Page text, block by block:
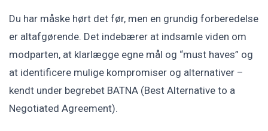
Du har måske hørt det før, men en grundig forberedelse
er altafgørende. Det indebærer at indsamle viden om
modparten, at klarlægge egne mål og “must haves” og
at identificere mulige kompromiser og alternativer –
kendt under begrebet BATNA (Best Alternative to a
Negotiated Agreement).